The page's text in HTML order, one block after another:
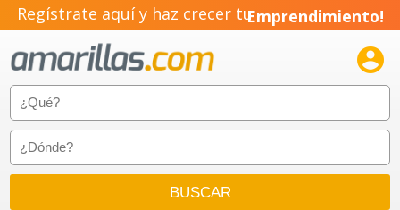
Regístrate aquí y haz crecer tuEmprendimiento!
